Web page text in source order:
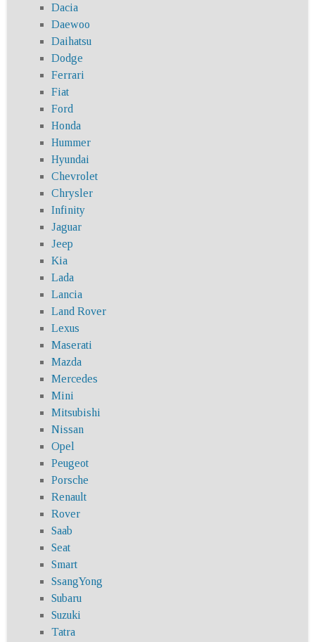
Dacia
Daewoo
Daihatsu
Dodge
Ferrari
Fiat
Ford
Honda
Hummer
Hyundai
Chevrolet
Chrysler
Infinity
Jaguar
Jeep
Kia
Lada
Lancia
Land Rover
Lexus
Maserati
Mazda
Mercedes
Mini
Mitsubishi
Nissan
Opel
Peugeot
Porsche
Renault
Rover
Saab
Seat
Smart
SsangYong
Subaru
Suzuki
Tatra